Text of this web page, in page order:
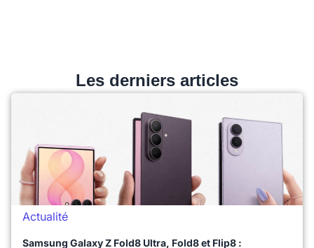
Les derniers articles
Actualité
Samsung Galaxy Z Fold8 Ultra, Fold8 et Flip8 :